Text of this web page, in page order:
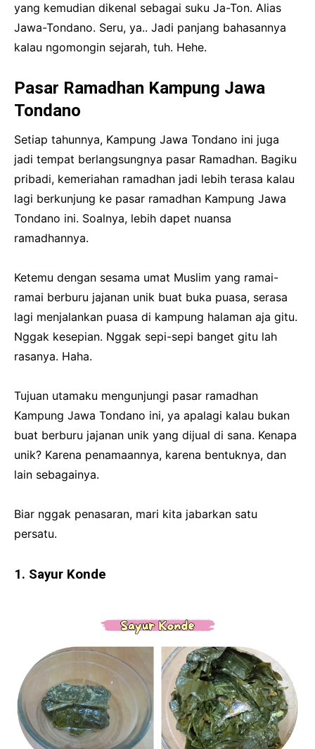
yang kemudian dikenal sebagai suku Ja-Ton. Alias
Jawa-Tondano. Seru, ya.. Jadi panjang bahasannya
kalau ngomongin sejarah, tuh. Hehe.
Pasar Ramadhan Kampung Jawa
Tondano
Setiap tahunnya, Kampung Jawa Tondano ini juga
jadi tempat berlangsungnya pasar Ramadhan. Bagiku
pribadi, kemeriahan ramadhan jadi lebih terasa kalau
lagi berkunjung ke pasar ramadhan Kampung Jawa
Tondano ini. Soalnya, lebih dapet nuansa
ramadhannya.
Ketemu dengan sesama umat Muslim yang ramai-
ramai berburu jajanan unik buat buka puasa, serasa
lagi menjalankan puasa di kampung halaman aja gitu.
Nggak kesepian. Nggak sepi-sepi banget gitu lah
rasanya. Haha.
Tujuan utamaku mengunjungi pasar ramadhan
Kampung Jawa Tondano ini, ya apalagi kalau bukan
buat berburu jajanan unik yang dijual di sana. Kenapa
unik? Karena penamaannya, karena bentuknya, dan
lain sebagainya.
Biar nggak penasaran, mari kita jabarkan satu
persatu.
1. Sayur Konde